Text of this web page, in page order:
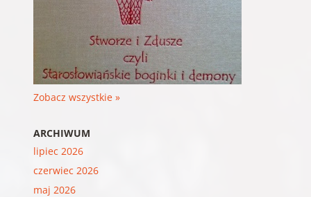
Zobacz wszystkie »
ARCHIWUM
lipiec 2026
czerwiec 2026
maj 2026